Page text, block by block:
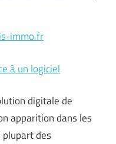
immo.fr
à un logiciel
digitale de
apparition dans les
plupart des